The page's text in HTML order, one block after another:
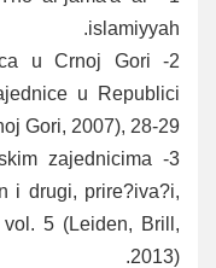
islamiyyah.
2
u Crnoj Gori
u Republici
Gori, 2007), 28-29.
3-
zajednicima
i drugi, prire?iva?i,
5 (Leiden, Brill,
2013).